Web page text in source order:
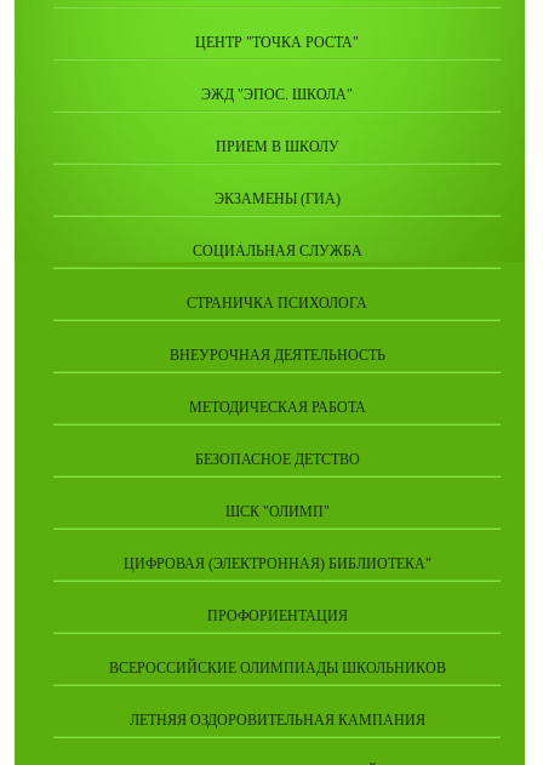
ЦЕНТР "ТОЧКА РОСТА"
ЭЖД "ЭПОС. ШКОЛА"
ПРИЕМ В ШКОЛУ
ЭКЗАМЕНЫ (ГИА)
СОЦИАЛЬНАЯ СЛУЖБА
СТРАНИЧКА ПСИХОЛОГА
ВНЕУРОЧНАЯ ДЕЯТЕЛЬНОСТЬ
МЕТОДИЧЕСКАЯ РАБОТА
БЕЗОПАСНОЕ ДЕТСТВО
ШСК "ОЛИМП"
ЦИФРОВАЯ (ЭЛЕКТРОННАЯ) БИБЛИОТЕКА"
ПРОФОРИЕНТАЦИЯ
ВСЕРОССИЙСКИЕ ОЛИМПИАДЫ ШКОЛЬНИКОВ
ЛЕТНЯЯ ОЗДОРОВИТЕЛЬНАЯ КАМПАНИЯ